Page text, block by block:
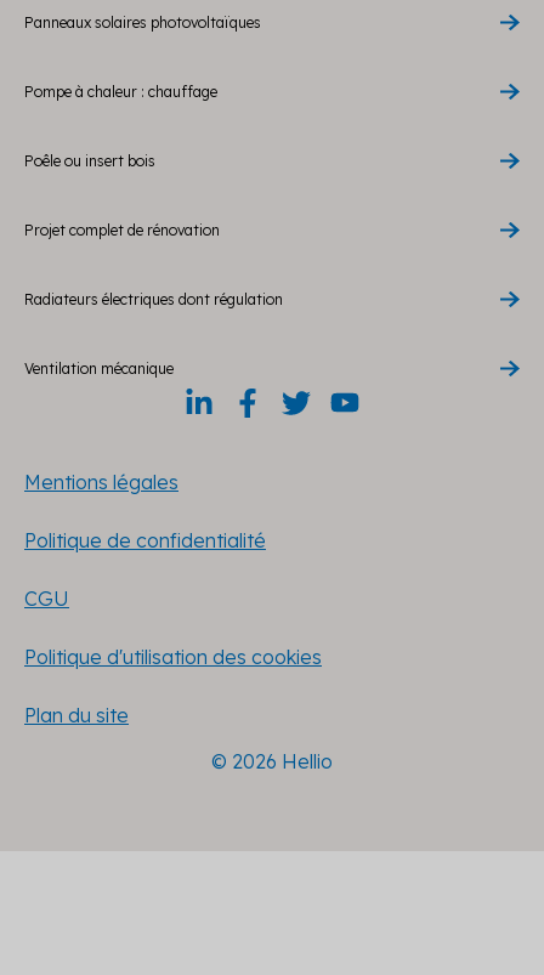
Panneaux solaires photovoltaïques
Pompe à chaleur : chauffage
Poêle ou insert bois
Projet complet de rénovation
Radiateurs électriques dont régulation
Ventilation mécanique
Mentions légales
Politique de confidentialité
CGU
Politique d'utilisation des cookies
Plan du site
© 2026 Hellio